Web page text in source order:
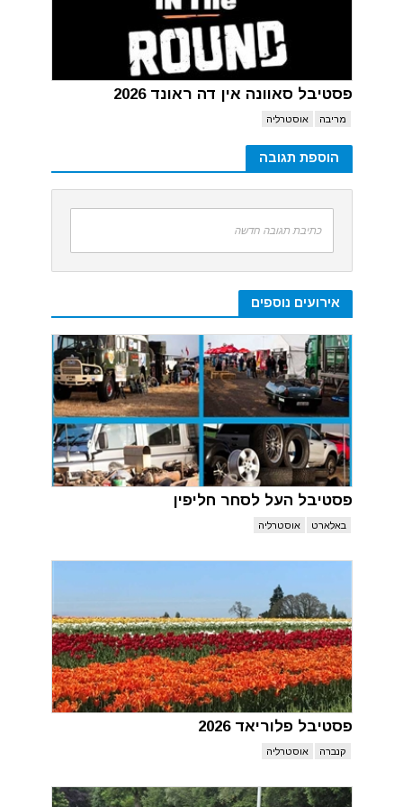
פסטיבל סאוונה אין דה ראונד 2026
מריבה אוסטרליה
הוספת תגובה
כתיבת תגובה חדשה
אירועים נוספים
פסטיבל העל לסחר חליפין
באלארט אוסטרליה
פסטיבל פלוריאד 2026
קנברה אוסטרליה